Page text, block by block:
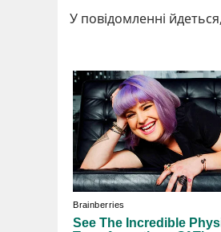
У повідомленні